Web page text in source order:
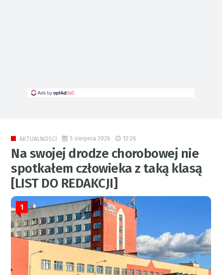
AKTUALNOŚCI 5 sierpnia 2026 13:26
Na swojej drodze chorobowej nie
spotkałem człowieka z taką klasą
[LIST DO REDAKCJI]
1